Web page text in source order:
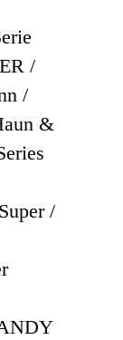
/
/
&
/